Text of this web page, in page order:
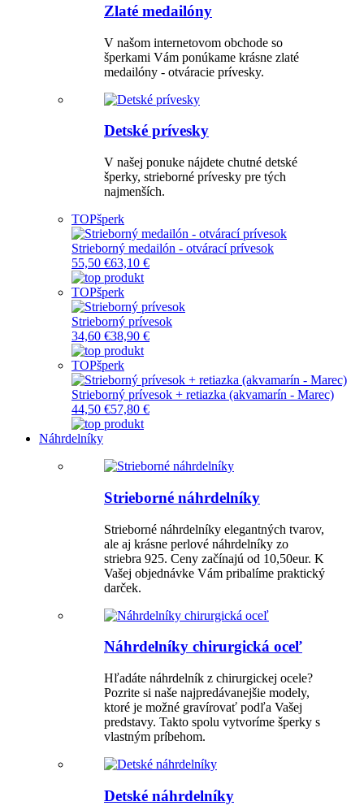
Zlaté medailóny
V našom internetovom obchode so
šperkami Vám ponúkame krásne zlaté
medailóny - otváracie prívesky.
Detské prívesky
V našej ponuke nájdete chutné detské
šperky, strieborné prívesky pre tých
najmenších.
TOPšperk
Strieborný medailón - otvárací prívesok
55,50 €63,10 €
TOPšperk
Strieborný prívesok
34,60 €38,90 €
TOPšperk
Strieborný prívesok + retiazka (akvamarín - Marec)
44,50 €57,80 €
Náhrdelníky
Strieborné náhrdelníky
Strieborné náhrdelníky elegantných tvarov,
ale aj krásne perlové náhrdelníky zo
striebra 925. Ceny začínajú od 10,50eur. K
Vašej objednávke Vám pribalíme praktický
darček.
Náhrdelníky chirurgická oceľ
Hľadáte náhrdelník z chirurgickej ocele?
Pozrite si naše najpredávanejšie modely,
ktoré je možné gravírovať podľa Vašej
predstavy. Takto spolu vytvoríme šperky s
vlastným príbehom.
Detské náhrdelníky